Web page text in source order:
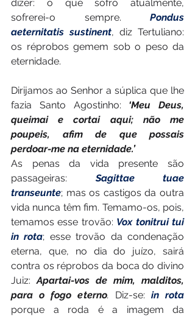
dizer: o que sofro atualmente,
sofrerei-o sempre. Pondus
aeternitatis sustinent, diz Tertuliano:
os réprobos gemem sob o peso da
eternidade.
Dirijamos ao Senhor a súplica que lhe
fazia Santo Agostinho: ‘Meu Deus,
queimai e cortai aqui; não me
poupeis, afim de que possais
perdoar-me na eternidade.’
As penas da vida presente são
passageiras: Sagittae tuae
transeunte; mas os castigos da outra
vida nunca têm fim. Temamo-os, pois,
temamos esse trovão: Vox tonitrui tui
in rota; esse trovão da condenação
eterna, que, no dia do juízo, sairá
contra os réprobos da boca do divino
Juiz: Apartai-vos de mim, malditos,
para o fogo eterno. Diz-se: in rota
porque a roda é a imagem da